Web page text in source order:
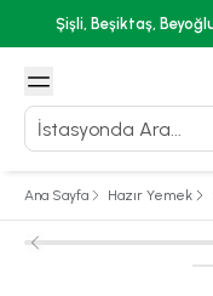
Şişli, Beşiktaş,
Ana Sayfa Hazır Yemek